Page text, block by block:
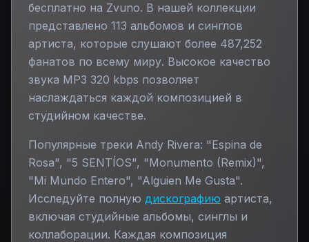
бесплатно на Zvuno. В нашей коллекции
представлено 113 альбомов и синглов
артиста, которые слушают более 487,252
фанатов по всему миру. Высокое качество
звука MP3 320 kbps позволяет
наслаждаться каждой композицией в
студийном качестве.
Популярные треки Andy Rivera: "Espina de
Rosa", "5 SENTÍOS", "Monumento (Remix)",
"Mi Mundo Entero", "Alguien Me Gusta".
Исследуйте полную дискографию артиста,
включая студийные альбомы, синглы и
коллаборации. Каждая композиция